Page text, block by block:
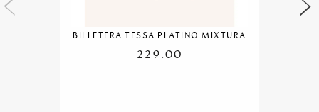
BILLETERA TESSA PLATINO MIXTURA
229.00